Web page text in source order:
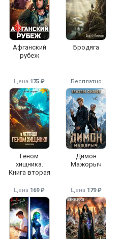
Афганский
рубеж
Бродяга
Цена 175 ₽
Геном
хищника.
Книга вторая
Бесплатно
Димон
Мажорыч
Цена 169 ₽ Цена 179 ₽